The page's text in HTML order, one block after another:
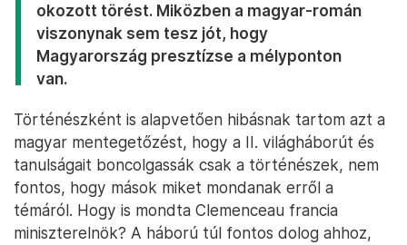
okozott törést. Miközben a magyar-román
viszonynak sem tesz jót, hogy
Magyarország presztízse a mélyponton
van.
Történészként is alapvetően hibásnak tartom azt a
magyar mentegetőzést, hogy a II. világháborút és
tanulságait boncolgassák csak a történészek, nem
fontos, hogy mások miket mondanak erről a
témáról. Hogy is mondta Clemenceau francia
miniszterelnök? A háború túl fontos dolog ahhoz,